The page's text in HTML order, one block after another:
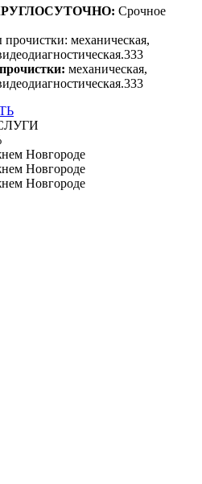
Срочное
механическая,